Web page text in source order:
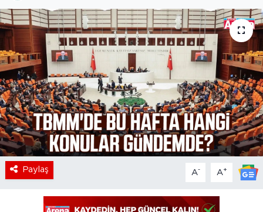
Paylaş A- A+